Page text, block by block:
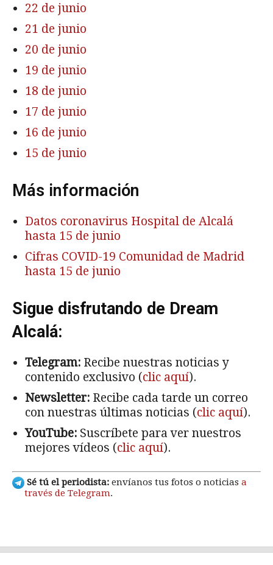
22 de junio
21 de junio
20 de junio
19 de junio
18 de junio
17 de junio
16 de junio
15 de junio
Más información
Datos coronavirus Hospital de Alcalá
hasta 15 de junio
Cifras COVID-19 Comunidad de Madrid
hasta 15 de junio
Sigue disfrutando de Dream
Alcalá:
Telegram: Recibe nuestras noticias y
contenido exclusivo (clic aquí).
Newsletter: Recibe cada tarde un correo
con nuestras últimas noticias (clic aquí).
YouTube: Suscríbete para ver nuestros
mejores vídeos (clic aquí).
Sé tú el periodista: envíanos tus fotos o noticias a
través de Telegram.